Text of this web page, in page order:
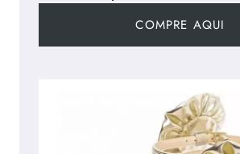
COMPRE AQUI